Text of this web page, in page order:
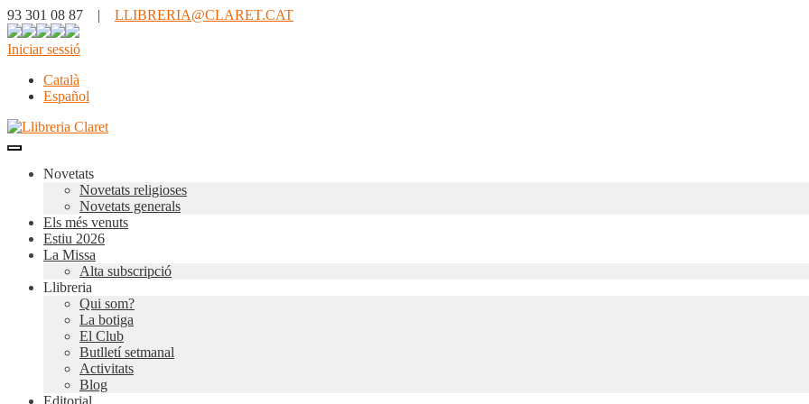
93 301 08 87 | LLIBRERIA@CLARET.CAT
Iniciar sessió
Català
Español
Novetats
Novetats religioses
Novetats generals
Els més venuts
Estiu 2026
La Missa
Alta subscripció
Llibreria
Qui som?
La botiga
El Club
Butlletí setmanal
Activitats
Blog
Editorial